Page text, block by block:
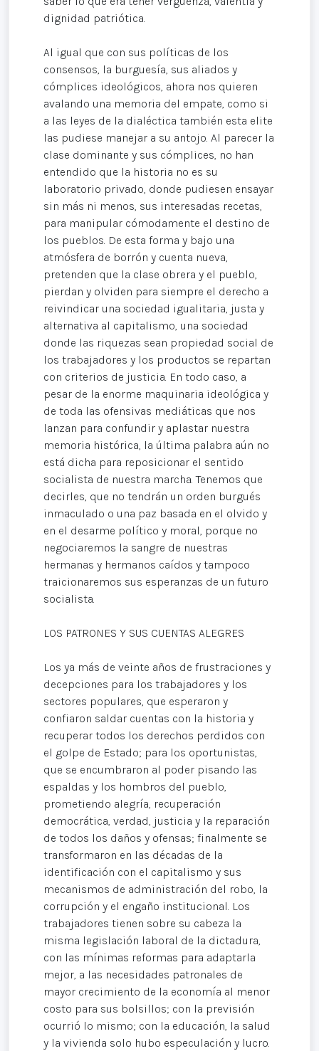
dignidad patriótica.
Al igual que con sus políticas de los
consensos, la burguesía, sus aliados y
cómplices ideológicos, ahora nos quieren
avalando una memoria del empate, como si
a las leyes de la dialéctica también esta elite
las pudiese manejar a su antojo. Al parecer la
clase dominante y sus cómplices, no han
entendido que la historia no es su
laboratorio privado, donde pudiesen ensayar
sin más ni menos, sus interesadas recetas,
para manipular cómodamente el destino de
los pueblos. De esta forma y bajo una
atmósfera de borrón y cuenta nueva,
pretenden que la clase obrera y el pueblo,
pierdan y olviden para siempre el derecho a
reivindicar una sociedad igualitaria, justa y
alternativa al capitalismo, una sociedad
donde las riquezas sean propiedad social de
los trabajadores y los productos se repartan
con criterios de justicia. En todo caso, a
pesar de la enorme maquinaria ideológica y
de toda las ofensivas mediáticas que nos
lanzan para confundir y aplastar nuestra
memoria histórica, la última palabra aún no
está dicha para reposicionar el sentido
socialista de nuestra marcha. Tenemos que
decirles, que no tendrán un orden burgués
inmaculado o una paz basada en el olvido y
en el desarme político y moral, porque no
negociaremos la sangre de nuestras
hermanas y hermanos caídos y tampoco
traicionaremos sus esperanzas de un futuro
socialista.
LOS PATRONES Y SUS CUENTAS ALEGRES
Los ya más de veinte años de frustraciones y
decepciones para los trabajadores y los
sectores populares, que esperaron y
confiaron saldar cuentas con la historia y
recuperar todos los derechos perdidos con
el golpe de Estado; para los oportunistas,
que se encumbraron al poder pisando las
espaldas y los hombros del pueblo,
prometiendo alegría, recuperación
democrática, verdad, justicia y la reparación
de todos los daños y ofensas; finalmente se
transformaron en las décadas de la
identificación con el capitalismo y sus
mecanismos de administración del robo, la
corrupción y el engaño institucional. Los
trabajadores tienen sobre su cabeza la
misma legislación laboral de la dictadura,
con las mínimas reformas para adaptarla
mejor, a las necesidades patronales de
mayor crecimiento de la economía al menor
costo para sus bolsillos; con la previsión
ocurrió lo mismo; con la educación, la salud
y la vivienda solo hubo especulación y lucro.